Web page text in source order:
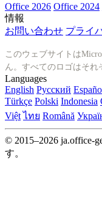
Office 2026 Office 2024
情報
お問い合わせ プライ
このウェブサイトは
ん。すべてのロゴはそれ
Languages
English Русский
Türkçe Polski Indonesia
Việt ไทย Română
© 2015–2026 ja.office-
す。